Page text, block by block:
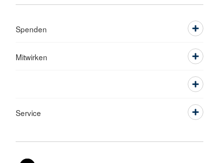
Spenden
Mitwirken
Service
Sprache wechseln zu